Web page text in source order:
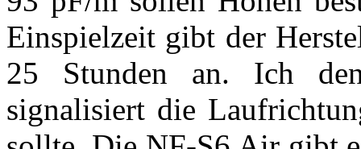
Einspielzeit gibt der
25 Stunden an. Ich
signalisiert die